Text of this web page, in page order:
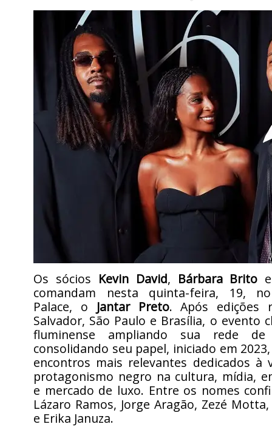
Os sócios Kevin David, Bárbara Brito
comandam nesta quinta-feira, 19, no
Palace, o Jantar Preto. Após edições
Salvador, São Paulo e Brasília, o evento
fluminense ampliando sua rede
consolidando seu papel, iniciado em
encontros mais relevantes dedicados à
protagonismo negro na cultura, mídia,
e mercado de luxo. Entre os nomes
Lázaro Ramos, Jorge Aragão, Zezé
e Erika Januza.